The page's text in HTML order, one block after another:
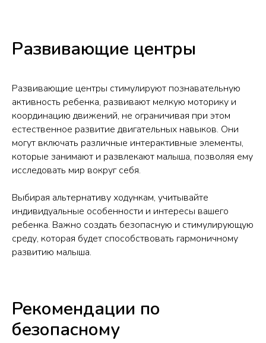
Развивающие центры
Развивающие центры стимулируют познавательную
активность ребенка, развивают мелкую моторику и
координацию движений, не ограничивая при этом
естественное развитие двигательных навыков. Они
могут включать различные интерактивные элементы,
которые занимают и развлекают малыша, позволяя ему
исследовать мир вокруг себя.
Выбирая альтернативу ходункам, учитывайте
индивидуальные особенности и интересы вашего
ребенка. Важно создать безопасную и стимулирующую
среду, которая будет способствовать гармоничному
развитию малыша.
Рекомендации по
безопасному